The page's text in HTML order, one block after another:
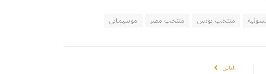
منتخب تونس منتخب مصر موسيماني
التالي